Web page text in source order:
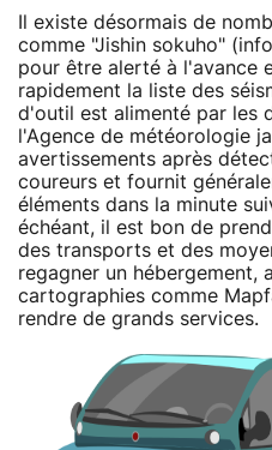
Il existe désormais de
comme "Jishin sokuho"
pour être alerté à l'avance
rapidement la liste des
d'outil est alimenté par les
l'Agence de météorologie
avertissements après
coureurs et fournit
éléments dans la minute
échéant, il est bon de
des transports et des
regagner un hébergement,
cartographies comme
rendre de grands services.